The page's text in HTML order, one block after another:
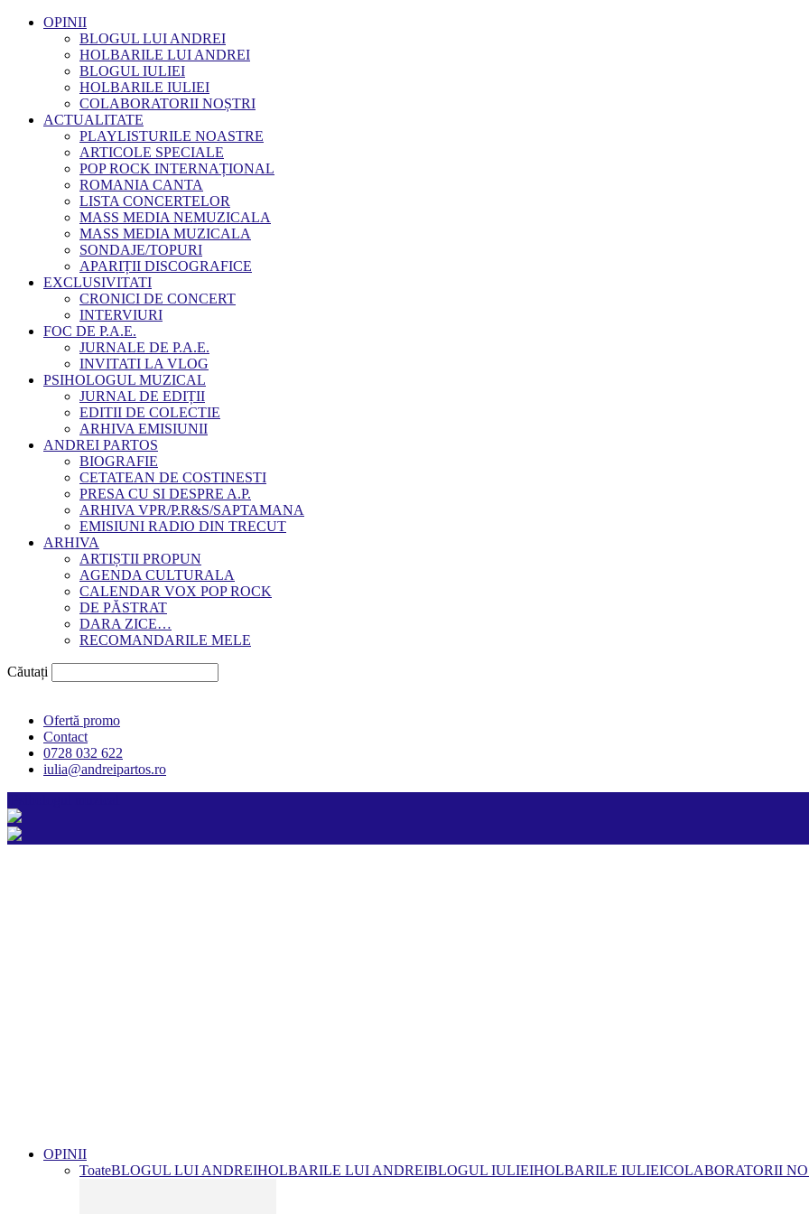
OPINII
BLOGUL LUI ANDREI
HOLBARILE LUI ANDREI
BLOGUL IULIEI
HOLBARILE IULIEI
COLABORATORII NOȘTRI
ACTUALITATE
PLAYLISTURILE NOASTRE
ARTICOLE SPECIALE
POP ROCK INTERNAȚIONAL
ROMANIA CANTA
LISTA CONCERTELOR
MASS MEDIA NEMUZICALA
MASS MEDIA MUZICALA
SONDAJE/TOPURI
APARIȚII DISCOGRAFICE
EXCLUSIVITATI
CRONICI DE CONCERT
INTERVIURI
FOC DE P.A.E.
JURNALE DE P.A.E.
INVITATI LA VLOG
PSIHOLOGUL MUZICAL
JURNAL DE EDIȚII
EDITII DE COLECTIE
ARHIVA EMISIUNII
ANDREI PARTOS
BIOGRAFIE
CETATEAN DE COSTINESTI
PRESA CU SI DESPRE A.P.
ARHIVA VPR/P.R&S/SAPTAMANA
EMISIUNI RADIO DIN TRECUT
ARHIVA
ARTIȘTII PROPUN
AGENDA CULTURALA
CALENDAR VOX POP ROCK
DE PĂSTRAT
DARA ZICE…
RECOMANDARILE MELE
Căutați
Ofertă promo
Contact
0728 032 622
iulia@andreipartos.ro
OPINII
ToateBLOGUL LUI ANDREIHOLBARILE LUI ANDREIBLOGUL IULIEIHOLBARILE IULIEICOLABORATORII